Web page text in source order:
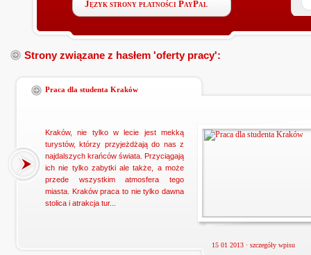
Język strony płatności PayPal
Strony związane z hasłem 'oferty pracy':
Praca dla studenta Kraków
Kraków, nie tylko w lecie jest mekką
turystów, którzy przyjeżdżają do nas z
najdalszych krańców świata. Przyciągają
ich nie tylko zabytki ale także, a może
przede wszystkim atmosfera tego
miasta. Kraków praca to nie tylko dawna
stolica i atrakcja tur...
15 01 2013 · szczegóły wpisu